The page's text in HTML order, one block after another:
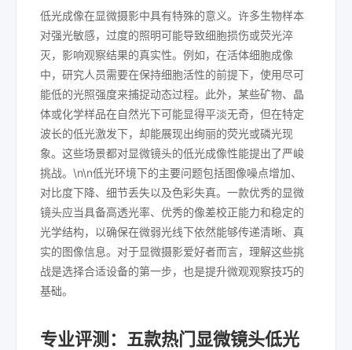
低光成像在显微摄影中具有特殊的意义。许多生物样本
对强光敏感，过度的照明可能导致细胞损伤或荧光淬
灭，影响观察结果的真实性。例如，在活体细胞成像
中，研究人员需要在保持细胞活性的前提下，使用尽可
能低的光照强度来捕捉动态过程。此外，某些矿物、晶
体或化学样品在自然光下可能显得平淡无奇，但在特定
波长的低光激发下，却能展现出绚丽的荧光或磷光现
象。这些场景都对显微镜头的低光成像性能提出了严峻
挑战。\n\n低光环境下的主要问题包括图像噪点增加、
对比度下降、细节丢失以及色彩失真。一款优秀的显微
镜头应当具备高透光率、优秀的像差校正能力和稳定的
光学结构，以确保在微弱光线下依然能够传递清晰、真
实的图像信息。对于显微摄影爱好者而言，理解这些挑
战是选择合适设备的第一步，也是提升微观观察技巧的
基础。
专业评测：五款热门显微镜头低光